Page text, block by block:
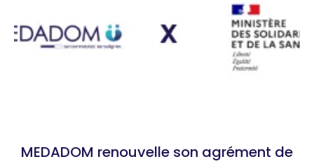
MEDADOM renouvelle son agrément de